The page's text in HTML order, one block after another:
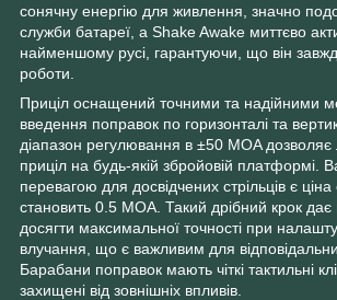
сонячну енергію для живлення, значно
служби батареї, а Shake Awake миттєво
найменшому русі, гарантуючи, що він
роботи.
Приціл оснащений точними та надійними
введення поправок по горизонталі та
діапазон регулювання в ±50 MOA дозволяє
приціл на будь-якій збройовій платформі.
перевагою для досвідчених стрільців є ціна
становить 0.5 MOA. Такий дрібний крок дає
досягти максимальної точності при
влучання, що є важливим для
Барабани поправок мають чіткі тактильні
захищені від зовнішніх впливів.